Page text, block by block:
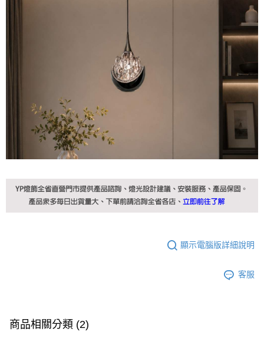
顯示電腦版詳細說明
客服
商品相關分類 (2)